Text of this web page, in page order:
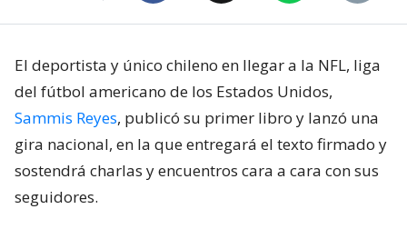
El deportista y único chileno en llegar a la NFL, liga
del fútbol americano de los Estados Unidos,
Sammis Reyes, publicó su primer libro y lanzó una
gira nacional, en la que entregará el texto firmado y
sostendrá charlas y encuentros cara a cara con sus
seguidores.